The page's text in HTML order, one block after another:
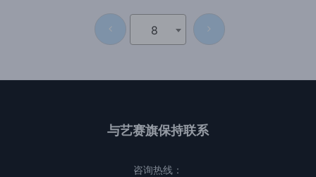
8
与艺赛旗保持联系
咨询热线：